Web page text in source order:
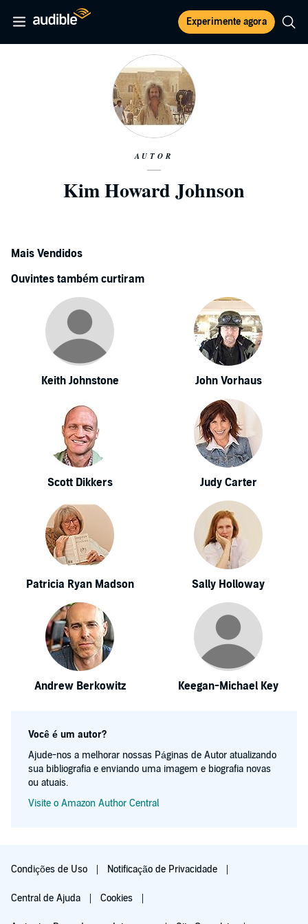
Experimente agora
AUTOR
Kim Howard Johnson
Mais Vendidos
Ouvintes também curtiram
Keith Johnstone John Vorhaus
Scott Dikkers Judy Carter
Patricia Ryan Madson Sally Holloway
Andrew Berkowitz Keegan-Michael Key
Você é um autor?
Ajude-nos a melhorar nossas Páginas de Autor atualizando
sua bibliografia e enviando uma imagem e biografia novas
ou atuais.
Visite o Amazon Author Central
Condições de Uso Notificação de Privacidade
Central de Ajuda Cookies